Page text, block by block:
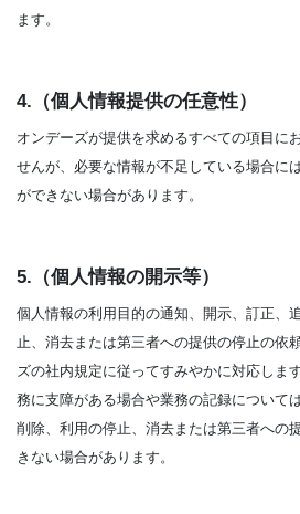
ます。
4.（個人情報提供の任意性）
オンデーズが提供を求めるすべての項目に
せんが、必要な情報が不足している場合に
ができない場合があります。
5.（個人情報の開示等）
個人情報の利用目的の通知、開示、訂正、
止、消去または第三者への提供の停止の依
ズの社内規定に従ってすみやかに対応しま
務に支障がある場合や業務の記録について
削除、利用の停止、消去または第三者への
きない場合があります。